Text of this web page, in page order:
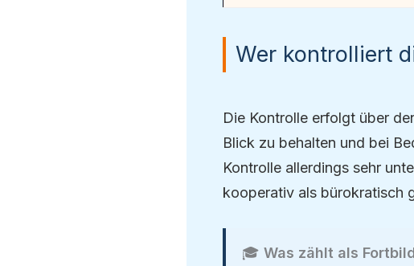
Wer kontrolliert
Die Kontrolle erfolgt über
Blick zu behalten und bei
Kontrolle allerdings sehr
kooperativ als bürokratisch
🎓 Was zählt als